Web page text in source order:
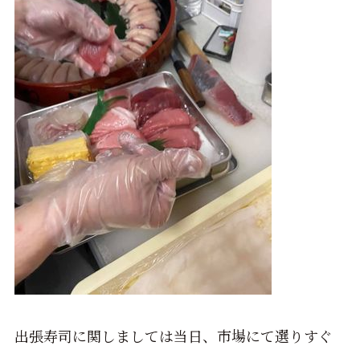
出張寿司に関しましては当日、市場にて選りすぐ